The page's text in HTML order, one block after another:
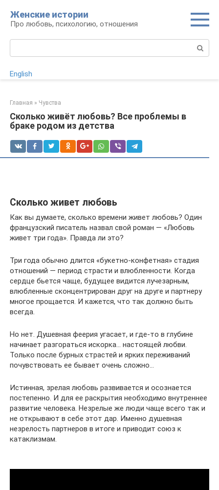
контенту
Женские истории
Про любовь, психологию, отношения
English
Главная » Чувства
Сколько живёт любовь? Все проблемы в
браке родом из детства
Сколько живет любовь
Как вы думаете, сколько времени живет любовь? Один
французский писатель назвал свой роман — «Любовь
живет три года». Правда ли это?
Три года обычно длится «букетно-конфетная» стадия
отношений — период страсти и влюбленности. Когда
сердце бьется чаще, будущее видится лучезарным,
влюбленные сконцентрирован друг на друге и партнеру
многое прощается. И кажется, что так должно быть
всегда.
Но нет. Душевная феерия угасает, и где-то в глубине
начинает разгораться искорка… настоящей любви.
Только после бурных страстей и ярких переживаний
почувствовать ее бывает очень сложно…
Истинная, зрелая любовь развивается и осознается
постепенно. И для ее раскрытия необходимо внутреннее
развитие человека. Незрелые же люди чаще всего так и
не открывают в себе этот дар. Именно душевная
незрелость партнеров в итоге и приводит союз к
катаклизмам.